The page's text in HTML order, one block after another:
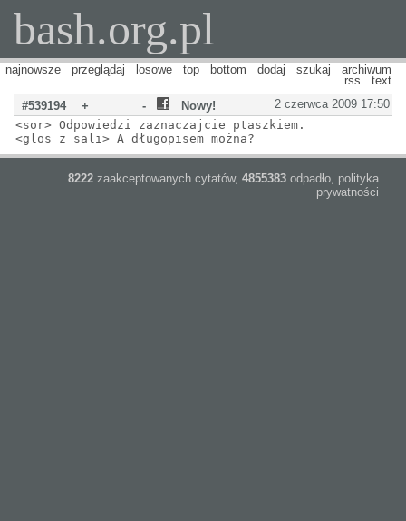
bash.org.pl
najnowsze przeglądaj losowe top bottom dodaj szukaj
archiwum
rss
text
2 czerwca 2009 17:50
#539194 + -
Nowy!
<sor> Odpowiedzi zaznaczajcie ptaszkiem.
<glos z sali> A długopisem można?
8222 zaakceptowanych cytatów, 4855383 odpadło, polityka
prywatności